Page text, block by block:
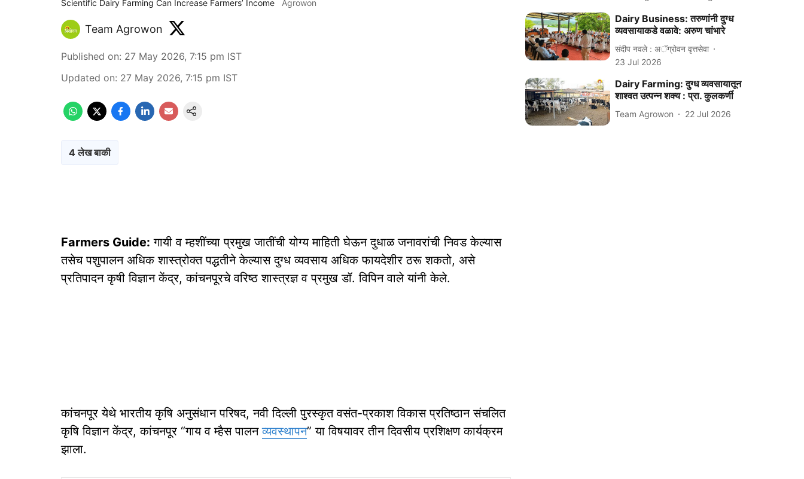
Scientific Dairy Farming Can Increase Farmers’ Income Agrowon
Team Agrowon
Published on: 27 May 2026, 7:15 pm IST
Updated on: 27 May 2026, 7:15 pm IST
4 लेख बाकी
Farmers Guide: गायी व म्हशींच्या प्रमुख जातींची योग्य माहिती घेऊन दुधाळ जनावरांची निवड केल्यास
तसेच पशुपालन अधिक शास्त्रोक्त पद्धतीने केल्यास दुग्ध व्यवसाय अधिक फायदेशीर ठरू शकतो, असे
प्रतिपादन कृषी विज्ञान केंद्र, कांचनपूरचे वरिष्ठ शास्त्रज्ञ व प्रमुख डॉ. विपिन वाले यांनी केले.
कांचनपूर येथे भारतीय कृषि अनुसंधान परिषद, नवी दिल्ली पुरस्कृत वसंत-प्रकाश विकास प्रतिष्ठान संचलित
कृषि विज्ञान केंद्र, कांचनपूर “गाय व म्हैस पालनव्यवस्थापन” या विषयावर तीन दिवसीय प्रशिक्षण कार्यक्रम
झाला.
Dairy Business: तरुणांनी दुग्ध
व्यवसायाकडे वळावे: अरुण चांभारे
संदीप नवले : अॅग्रोवन वृत्तसेवा
23 Jul 2026
Dairy Farming: दुग्ध व्यवसायातून
शाश्वत उत्पन्न शक्य : प्रा. कुलकर्णी
Team Agrowon 22 Jul 2026